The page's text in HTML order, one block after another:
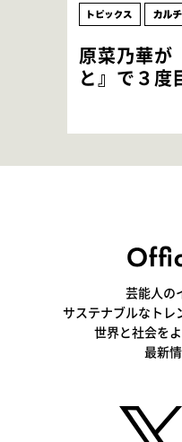
原菜乃華が
と』で３度
「お邪魔
感覚です
芸能人の
サステナブルなトレ
世界と社会を
最新